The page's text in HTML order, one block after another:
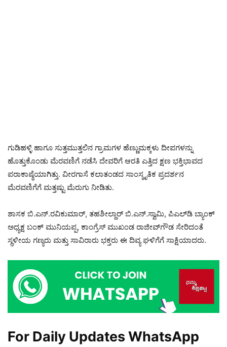
ಗುಡಿಹಳ್ಳಿ ಹಾಗೂ ಸುತ್ತಮುತ್ತಲಿನ ಗ್ರಾಮಗಳ ಹೆಣ್ಣುಮಕ್ಕಳು ದೀಪಗಳನ್ನು
ಹೊತ್ತುಕೊಂಡು ಮೆರವಣಿಗೆ ನಡೆಸಿ ದೇವರಿಗೆ ಆರತಿ ಎತ್ತಿದ ಕ್ಷಣ ಭಕ್ತಿಭಾವದ
ಪರಾಕಾಷ್ಠೆಯಾಗಿತ್ತು. ವೀರಗಾಸೆ ಕಲಾತಂಡದ ಸಾಂಸ್ಕೃತಿಕ ಪ್ರದರ್ಶನ
ಮೆರವಣಿಗೆಗೆ ಮತ್ತಷ್ಟು ಮೆರುಗು ನೀಡಿತು.
ಶಾಸಕ ಬಿ.ಎನ್.ರವಿಕುಮಾರ್, ತಹಶೀಲ್ದಾರ್ ಬಿ.ಎನ್.ಸ್ವಾಮಿ, ಪಿಎಲ್‌ಡಿ ಬ್ಯಾಂಕ್
ಅಧ್ಯಕ್ಷ ಬಂಕ್ ಮುನಿಯಪ್ಪ, ಕಾಂಗ್ರೆಸ್ ಮುಖಂಡ ರಾಜೀವ್‌ಗೌಡ ಸೇರಿದಂತೆ
ಸ್ಥಳೀಯ ಗಣ್ಯರು ಮತ್ತು ಸಾವಿರಾರು ಭಕ್ತರು ಈ ದಿವ್ಯ ಘಳಿಗೆಗೆ ಸಾಕ್ಷಿಯಾದರು.
For Daily Updates WhatsApp